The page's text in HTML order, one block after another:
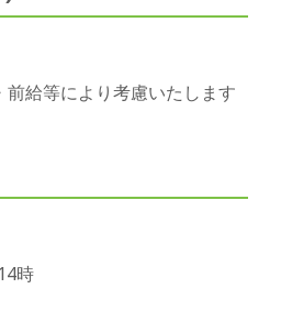
給等により考慮いたします
時